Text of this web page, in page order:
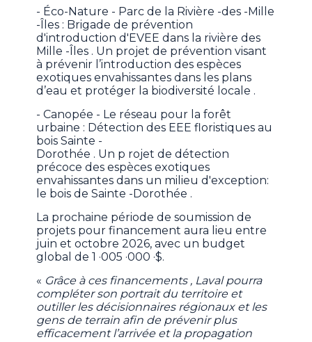
- Éco-Nature - Parc de la Rivière -des -Mille
-Îles : Brigade de prévention
d'introduction d'EVEE dans la rivière des
Mille -Îles . Un projet de prévention visant
à prévenir l’introduction des espèces
exotiques envahissantes dans les plans
d’eau et protéger la biodiversité locale .
- Canopée - Le réseau pour la forêt
urbaine : Détection des EEE floristiques au
bois Sainte -
Dorothée . Un p rojet de détection
précoce des espèces exotiques
envahissantes dans un milieu d'exception:
le bois de Sainte -Dorothée .
La prochaine période de soumission de
projets pour financement aura lieu entre
juin et octobre 2026, avec un budget
global de 1 ·005 ·000 ·$.
« Grâce à ces financements , Laval pourra
compléter son portrait du territoire et
outiller les décisionnaires régionaux et les
gens de terrain afin de prévenir plus
efficacement l’arrivée et la propagation